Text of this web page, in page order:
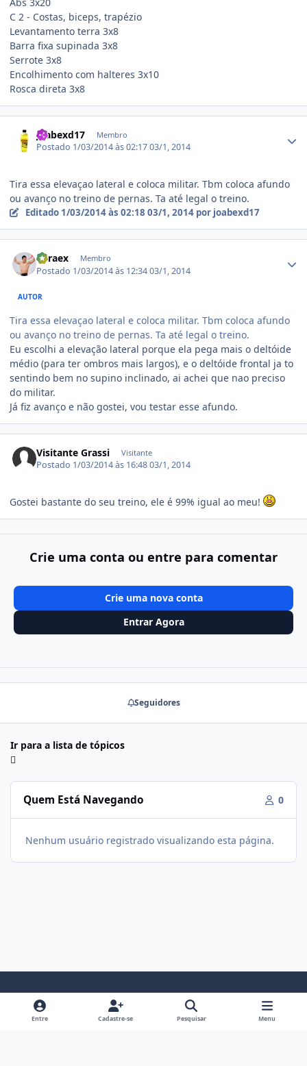
C 2 - Costas, biceps, trapézio
Levantamento terra 3x8
Barra fixa supinada 3x8
Serrote 3x8
Encolhimento com halteres 3x10
Rosca direta 3x8
joabexd17 Membro
Postado 1/03/2014 às 02:1703/1, 2014
Tira essa elevaçao lateral e coloca militar. Tbm coloca afundo
ou avanço no treino de pernas. Ta até legal o treino.
Editado 1/03/2014 às 02:18 03/1, 2014 por joabexd17
Thraex Membro
Postado 1/03/2014 às 12:3403/1, 2014
AUTOR
Tira essa elevaçao lateral e coloca militar. Tbm coloca afundo
ou avanço no treino de pernas. Ta até legal o treino.
Eu escolhi a elevação lateral porque ela pega mais o deltóide
médio (para ter ombros mais largos), e o deltóide frontal ja to
sentindo bem no supino inclinado, ai achei que nao preciso
do militar.
Já fiz avanço e não gostei, vou testar esse afundo.
Visitante Grassi Visitante
Postado 1/03/2014 às 16:4803/1, 2014
Gostei bastante do seu treino, ele é 99% igual ao meu!
Crie uma conta ou entre para comentar
Crie uma nova conta
Entrar Agora
Seguidores
Ir para a lista de tópicos
Quem Está Navegando 0
Nenhum usuário registrado visualizando esta página.
Modo ClaroModo EscuroPreferência do Sistema
i
Entre Cadastre-se Pesquisar Menu